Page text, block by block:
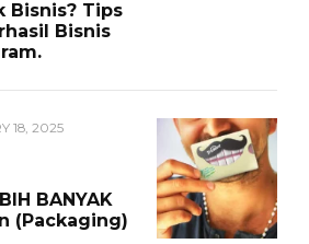
Bisnis? Tips
Bisnis
18, 2025
BANYAK
(Packaging)